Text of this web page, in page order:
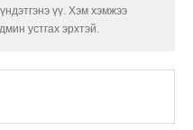
үү. Хэм хэмжээ
устгах эрхтэй.